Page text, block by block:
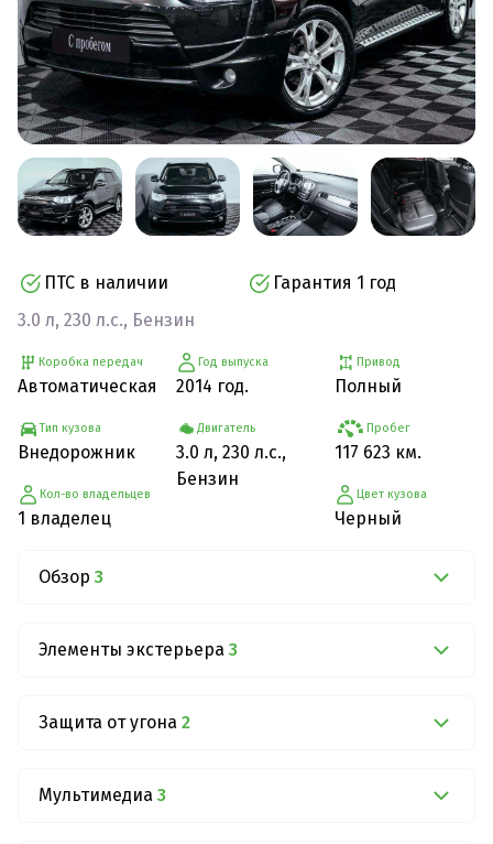
ПТС в наличии
Гарантия 1 год
3.0 л, 230 л.с., Бензин
Коробка передач
Автоматическая
Тип кузова
Внедорожник
Кол-во владельцев
1 владелец
Год выпуска
2014 год.
Двигатель
3.0 л, 230 л.с.,
Бензин
Привод
Полный
Пробег
117 623 км.
Цвет кузова
Черный
Обзор 3
Элементы экстерьера 3
Защита от угона 2
Мультимедиа 3